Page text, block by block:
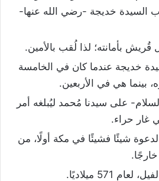
السيدة خديجة -رضي الله عنها-
بأمانته؛ لذا لُقب بالأمين.
خديجة عندما كان في الخامسة
بينما هي في الأربعين.
على سيدنا مُحمد ليُبلغه أمر
غار حراء.
شيئًا فشيئًا في مكة أولًا، من
571 ميلاديًا.